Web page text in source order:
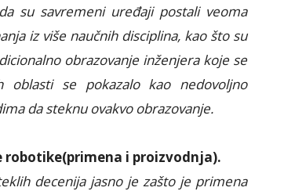
su savremeni uređaji postali veoma
iz više naučnih disciplina, kao što su
obrazovanje inženjera koje se
se pokazalo kao nedovoljno
da steknu ovakvo obrazovanje.
robotike(primena i proizvodnja).
decenija jasno je zašto je primena